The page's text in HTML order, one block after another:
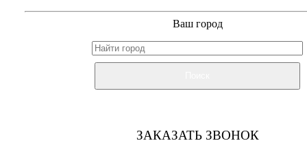
Ваш город
ЗАКАЗАТЬ ЗВОНОК